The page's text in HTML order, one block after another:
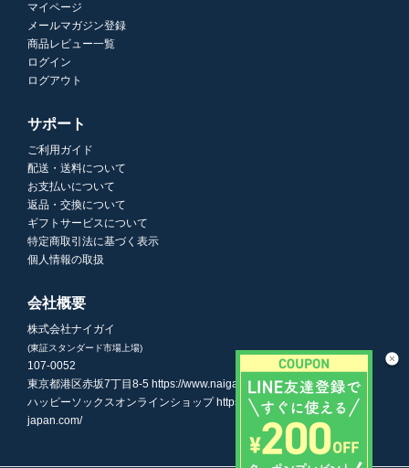
マイページ
メールマガジン登録
商品レビュー一覧
ログイン
ログアウト
サポート
ご利用ガイド
配送・送料について
お支払いについて
返品・交換について
ギフトサービスについて
特定商取引法に基づく表示
個人情報の取扱
会社概要
株式会社ナイガイ
(東証スタンダード市場上場)
107-0052
東京都港区赤坂7丁目8-5 https://www.naigai.co.jp/corp/
ハッピーソックスオンラインショップ https://www.happysocks-
japan.com/